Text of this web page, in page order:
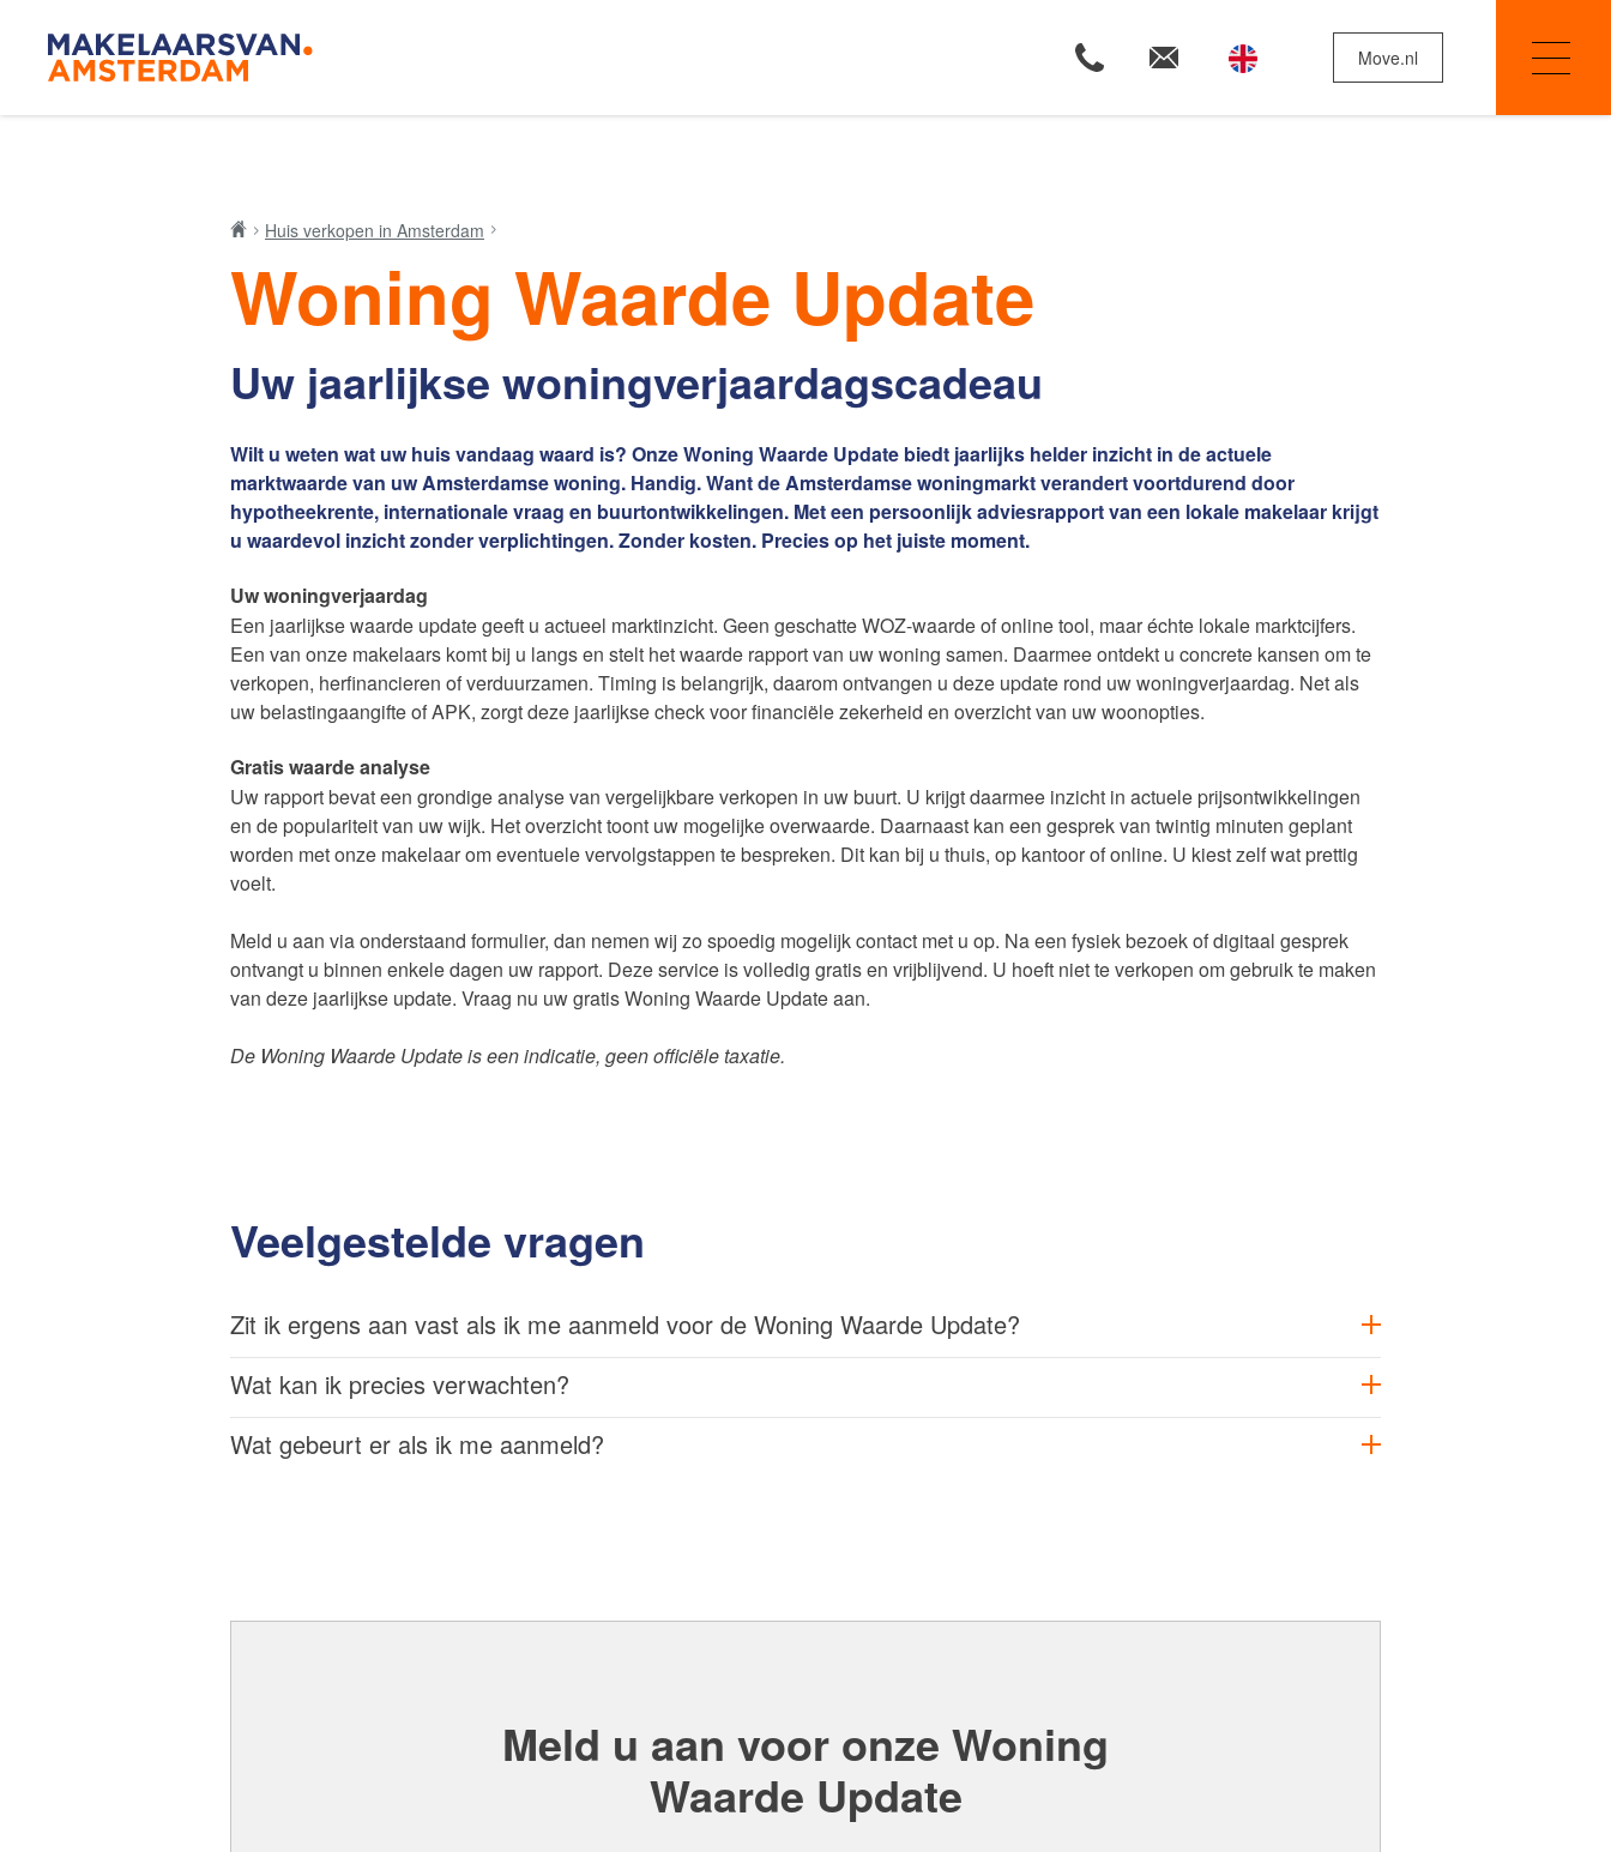
Move.nl
Onze makelaars Onze expertises
Exclusief Open Huis
Online Bezichtigen
Of kies uit onze Woningzoekers
Open Huizen Route
Contact Word jij onze nieuwe makelaar? Woning Waarde Adviesdagen
De waarde van uw woning
Redactie Makelaars
Huis verkopen in Amsterdam
Woning Waarde Update
Uw jaarlijkse woningverjaardagscadeau
Wilt u weten wat uw huis vandaag waard is? Onze Woning Waarde Update biedt jaarlijks helder inzicht in de actuele
marktwaarde van uw Amsterdamse woning. Handig. Want de Amsterdamse woningmarkt verandert voortdurend door
hypotheekrente, internationale vraag en buurtontwikkelingen. Met een persoonlijk adviesrapport van een lokale makelaar krijgt
u waardevol inzicht zonder verplichtingen. Zonder kosten. Precies op het juiste moment.
Uw woningverjaardag
Een jaarlijkse waarde update geeft u actueel marktinzicht. Geen geschatte WOZ-waarde of online tool, maar échte lokale marktcijfers.
Een van onze makelaars komt bij u langs en stelt het waarde rapport van uw woning samen. Daarmee ontdekt u concrete kansen om te
verkopen, herfinancieren of verduurzamen. Timing is belangrijk, daarom ontvangen u deze update rond uw woningverjaardag. Net als
uw belastingaangifte of APK, zorgt deze jaarlijkse check voor financiële zekerheid en overzicht van uw woonopties.
Gratis waarde analyse
Uw rapport bevat een grondige analyse van vergelijkbare verkopen in uw buurt. U krijgt daarmee inzicht in actuele prijsontwikkelingen
en de populariteit van uw wijk. Het overzicht toont uw mogelijke overwaarde. Daarnaast kan een gesprek van twintig minuten geplant
worden met onze makelaar om eventuele vervolgstappen te bespreken. Dit kan bij u thuis, op kantoor of online. U kiest zelf wat prettig
voelt.
Meld u aan via onderstaand formulier, dan nemen wij zo spoedig mogelijk contact met u op. Na een fysiek bezoek of digitaal gesprek
ontvangt u binnen enkele dagen uw rapport. Deze service is volledig gratis en vrijblijvend. U hoeft niet te verkopen om gebruik te maken
van deze jaarlijkse update. Vraag nu uw gratis Woning Waarde Update aan.
De Woning Waarde Update is een indicatie, geen officiële taxatie.
Veelgestelde vragen
Zit ik ergens aan vast als ik me aanmeld voor de Woning Waarde Update?
Wat kan ik precies verwachten?
Wat gebeurt er als ik me aanmeld?
Meld u aan voor onze Woning
Waarde Update